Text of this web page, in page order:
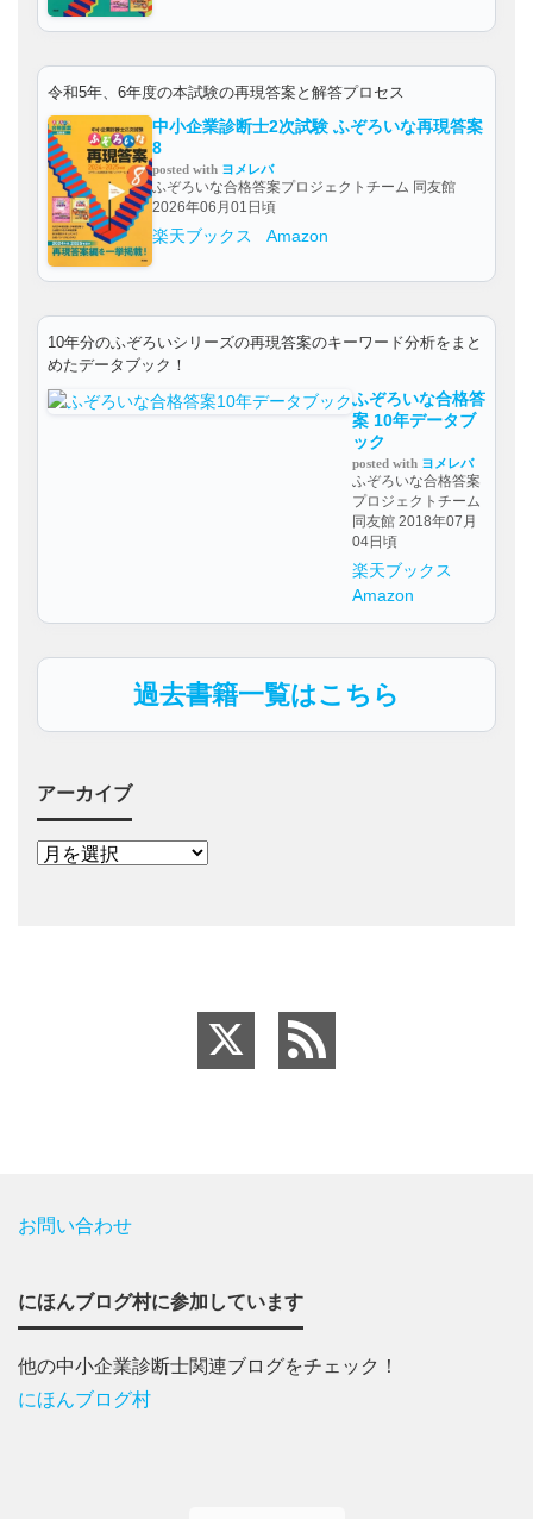
令和5年、6年度の本試験の再現答案と解答プロセス
中小企業診断士2次試験 ふぞろいな再現答案
8
posted with ヨメレバ
ふぞろいな合格答案プロジェクトチーム 同友館
2026年06月01日頃
楽天ブックス Amazon
10年分のふぞろいシリーズの再現答案のキーワード分析をまと
めたデータブック！
ふぞろいな合格答
案 10年データブ
ック
posted with ヨメレバ
ふぞろいな合格答案
プロジェクトチーム
同友館 2018年07月
04日頃
楽天ブックス
Amazon
過去書籍一覧はこちら
アーカイブ
お問い合わせ
にほんブログ村に参加しています
他の中小企業診断士関連ブログをチェック！
にほんブログ村